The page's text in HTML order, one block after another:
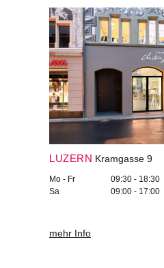
LUZERN Kramgasse 9
Mo - Fr
09:30 - 18:30
Sa
09:00 - 17:00
mehr Info